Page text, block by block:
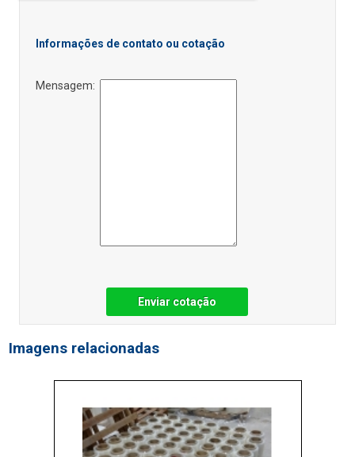
Informações de contato ou cotação
Mensagem:
Enviar cotação
Imagens relacionadas